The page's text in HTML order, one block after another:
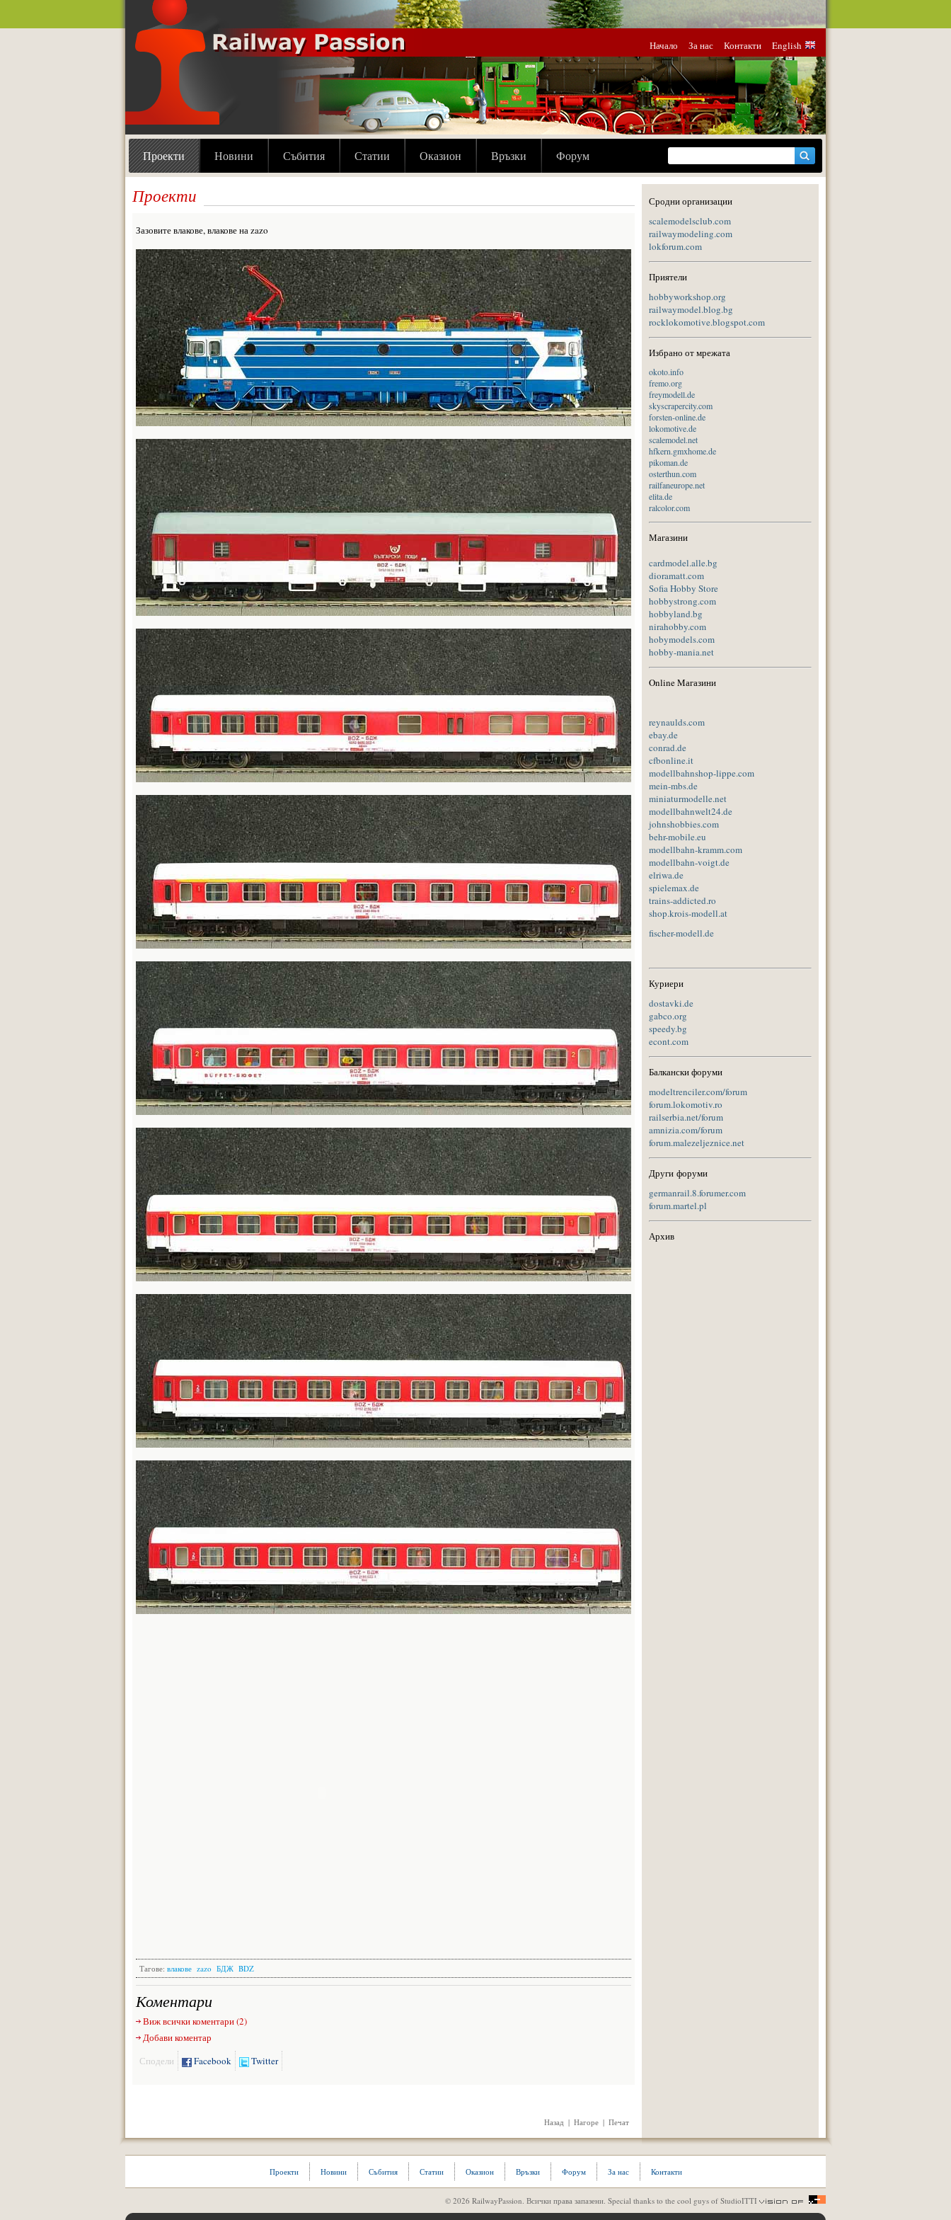
Начало За нас Контакти English
Проекти Новини Събития Статии Оказион Връзки Форум
Проекти
Зазовите влакове, влакове на zazo
Тагове: влакове zazo БДЖ BDZ
Коментари
Виж всички коментари (2)
Добави коментар
Сподели
Facebook Twitter
Назад | Нагоре | Печат
Сродни организации
scalemodelsclub.com
railwaymodeling.com
lokforum.com
Приятели
hobbyworkshop.org
railwaymodel.blog.bg
rocklokomotive.blogspot.com
Избрано от мрежата
okoto.info
fremo.org
freymodell.de
skyscrapercity.com
forsten-online.de
lokomotive.de
scalemodel.net
hfkern.gmxhome.de
pikoman.de
osterthun.com
railfaneurope.net
elita.de
ralcolor.com
Магазини
cardmodel.alle.bg
dioramatt.com
Sofia Hobby Store
hobbystrong.com
hobbyland.bg
nirahobby.com
hobymodels.com
hobby-mania.net
Online Mагазини
reynaulds.com
ebay.de
conrad.de
cfbonline.it
modellbahnshop-lippe.com
mein-mbs.de
miniaturmodelle.net
modellbahnwelt24.de
johnshobbies.com
behr-mobile.eu
modellbahn-kramm.com
modellbahn-voigt.de
elriwa.de
spielemax.de
trains-addicted.ro
shop.krois-modell.at
fischer-modell.de
Куриери
dostavki.de
gabco.org
speedy.bg
econt.com
Балкански форуми
modeltrenciler.com/forum
forum.lokomotiv.ro
railserbia.net/forum
amnizia.com/forum
forum.malezeljeznice.net
Други форуми
germanrail.8.forumer.com
forum.martel.pl
Архив
Проекти Новини Събития Статии Оказион Връзки Форум За нас Контакти
© 2026 RailwayPassion. Всички права запазени. Special thanks to the cool guys of StudioITTI